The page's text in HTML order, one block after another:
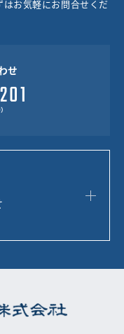
はお気軽にお問合せくだ
せ